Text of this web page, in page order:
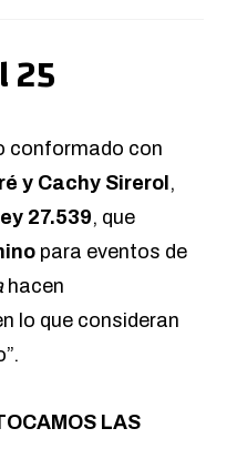
25
conformado con
y Cachy Sirerol,
27.539, que
para eventos de
hacen
lo que consideran
LAS